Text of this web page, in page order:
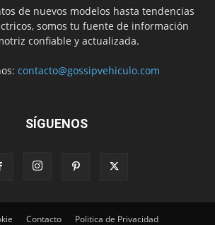
de nuevos modelos hasta tendencias
somos tu fuente de información
confiable y actualizada.
contacto@gossipvehiculo.com
SÍGUENOS
Contacto Politica de Privacidad